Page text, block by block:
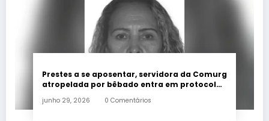
Prestes a se aposentar, servidora da Comurg
atropelada por bêbado entra em protocolo
junho 29, 2026 0 Comentários